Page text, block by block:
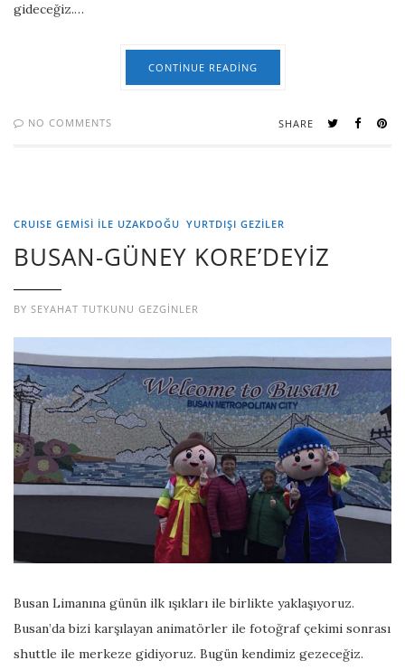
gideceğiz.…
CONTINUE READING
NO COMMENTS SHARE
CRUISE GEMİSİ İLE UZAKDOĞU YURTDIŞI GEZILER
BUSAN-GÜNEY KORE’DEYİZ
BY SEYAHAT TUTKUNU GEZGINLER
Busan Limanına günün ilk ışıkları ile birlikte yaklaşıyoruz.
Busan’da bizi karşılayan animatörler ile fotoğraf çekimi sonrası
shuttle ile merkeze gidiyoruz. Bugün kendimiz gezeceğiz.